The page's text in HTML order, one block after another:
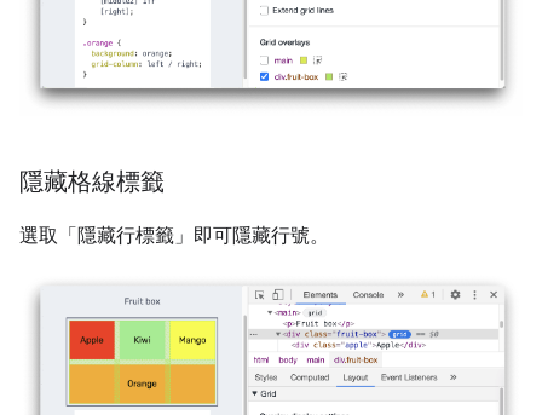
隱藏格線標籤
選取「隱藏行標籤」 即可隱藏行號。